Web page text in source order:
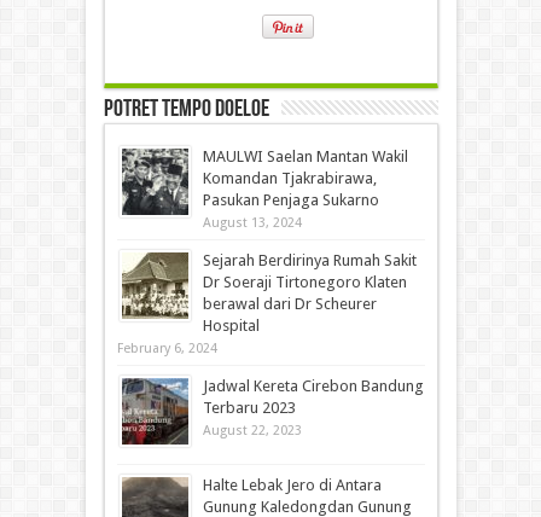
Potret Tempo Doeloe
MAULWI Saelan Mantan Wakil
Komandan Tjakrabirawa,
Pasukan Penjaga Sukarno
August 13, 2024
Sejarah Berdirinya Rumah Sakit
Dr Soeraji Tirtonegoro Klaten
berawal dari Dr Scheurer
Hospital
February 6, 2024
Jadwal Kereta Cirebon Bandung
Terbaru 2023
August 22, 2023
Halte Lebak Jero di Antara
Gunung Kaledongdan Gunung